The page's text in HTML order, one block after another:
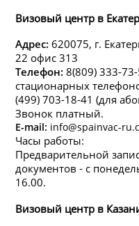
Визовый центр в
Адрес: 620075, г.
22 офис 313
Телефон: 8(809) 333-
стационарных
(499) 703-18-41 (для
Звонок платный.
E-mail: info@spainvac-
Часы работы:
Предварительной
документов - с
16.00.
Визовый центр в